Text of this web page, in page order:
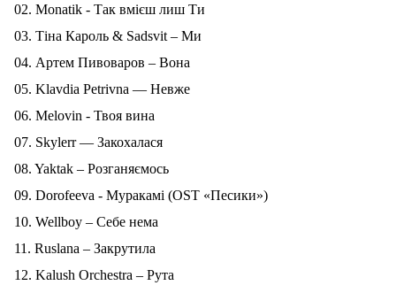
02. Monatik - Так вмієш лиш Ти
03. Тіна Кароль & Sadsvit – Ми
04. Артем Пивоваров – Вона
05. Klavdia Petrivna — Невже
06. Melovin - Твоя вина
07. Skylerr — Закохалася
08. Yaktak – Розганяємось
09. Dorofeeva - Муракамі (OST «Песики»)
10. Wellboy – Себе нема
11. Ruslana – Закрутила
12. Kalush Orchestra – Рута